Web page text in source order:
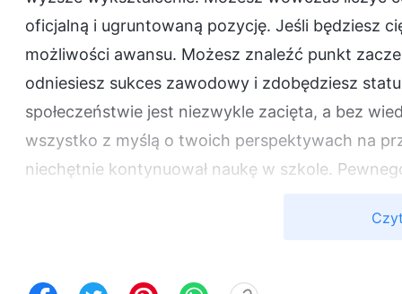
oficjalną i ugruntowaną pozycję. Jeśli będziesz
możliwości awansu. Możesz znaleźć punkt
odniesiesz sukces zawodowy i zdobędziesz
społeczeństwie jest niezwykle zacięta, a bez
wszystko z myślą o twoich perspektywach na
niechętnie kontynuował naukę w szkole.
Znaleźliśmy go dopiero późnym wieczorem.
ostatecznie, choć niechętnie, zgodził się pójść